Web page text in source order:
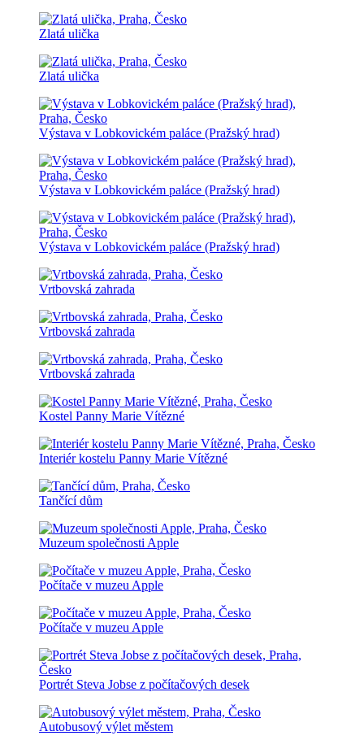
Zlatá ulička
Zlatá ulička
Výstava v Lobkovickém paláce (Pražský hrad)
Výstava v Lobkovickém paláce (Pražský hrad)
Výstava v Lobkovickém paláce (Pražský hrad)
Vrtbovská zahrada
Vrtbovská zahrada
Vrtbovská zahrada
Kostel Panny Marie Vítězné
Interiér kostelu Panny Marie Vítězné
Tančící dům
Muzeum společnosti Apple
Počítače v muzeu Apple
Počítače v muzeu Apple
Portrét Steva Jobse z počítačových desek
Autobusový výlet městem